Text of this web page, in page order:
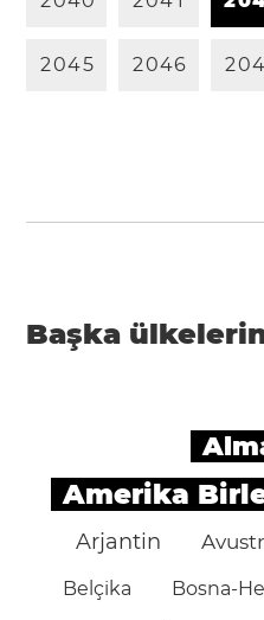
2045 2046 204
Başka
Amerika
Arjantin
Belçika Bosna-